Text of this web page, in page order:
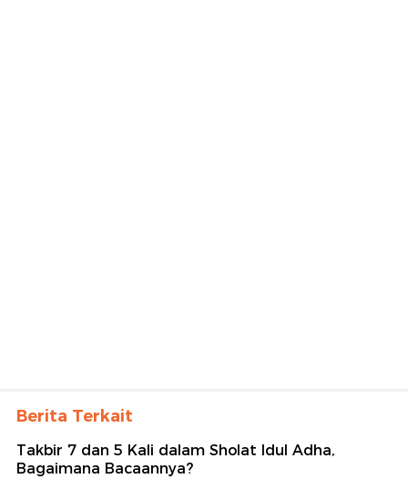
Berita Terkait
Takbir 7 dan 5 Kali dalam Sholat Idul Adha,
Bagaimana Bacaannya?